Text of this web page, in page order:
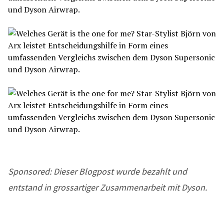
Sponsored: Dieser Blogpost wurde bezahlt und
entstand in grossartiger Zusammenarbeit mit Dyson.